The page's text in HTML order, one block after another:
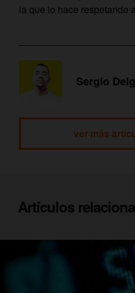
la que lo hace respetando
Sergio
ver más
Artículos